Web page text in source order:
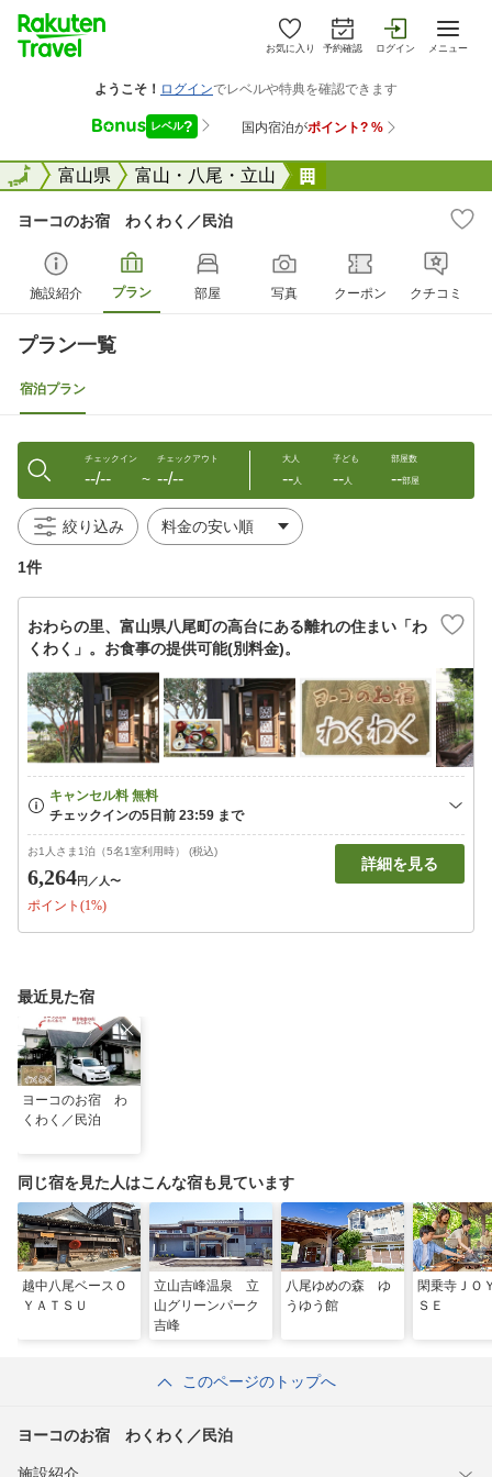
お気に入り 予約確認 ログイン メニュー
全国富山県 富山・八尾・立山
全国
ヨーコのお宿 わくわく／民泊
施設紹介 プラン 部屋 写真 クーポン クチコミ
プラン一覧
宿泊プラン
チェックイン
--/-- 〜
チェックアウト
--/--
大人
--人
子ども
--人
部屋数
--部屋
絞り込み
1件
おわらの里、富山県八尾町の高台にある離れの住まい「わ
くわく」。お食事の提供可能(別料金)。
お1人さま1泊（5名1室利用時） (税込)
6,264円 ／人〜
ポイント(1%)
詳細を見る
最近見た宿
ヨーコのお宿 わ
くわく／民泊
同じ宿を見た人はこんな宿も見ています
越中八尾ベースＯ
ＹＡＴＳＵ
立山吉峰温泉 立
山グリーンパーク
吉峰
八尾ゆめの森 ゆ
うゆう館
閑乗寺ＪＯ
ＳＥ
このページのトップへ
ヨーコのお宿 わくわく／民泊